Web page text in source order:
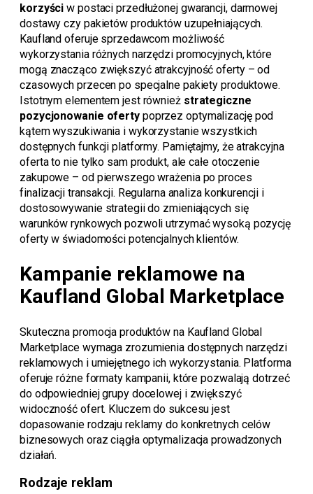
korzyści w postaci przedłużonej gwarancji, darmowej
dostawy czy pakietów produktów uzupełniających.
Kaufland oferuje sprzedawcom możliwość
wykorzystania różnych narzędzi promocyjnych, które
mogą znacząco zwiększyć atrakcyjność oferty – od
czasowych przecen po specjalne pakiety produktowe.
Istotnym elementem jest również strategiczne
pozycjonowanie ofertypoprzez optymalizację pod
kątem wyszukiwania i wykorzystanie wszystkich
dostępnych funkcji platformy. Pamiętajmy, że atrakcyjna
oferta to nie tylko sam produkt, ale całe otoczenie
zakupowe – od pierwszego wrażenia po proces
finalizacji transakcji. Regularna analiza konkurencji i
dostosowywanie strategii do zmieniających się
warunków rynkowych pozwoli utrzymać wysoką pozycję
oferty w świadomości potencjalnych klientów.
Kampanie reklamowe na
Kaufland Global Marketplace
Skuteczna promocja produktów na Kaufland Global
Marketplace wymaga zrozumienia dostępnych narzędzi
reklamowych i umiejętnego ich wykorzystania. Platforma
oferuje różne formaty kampanii, które pozwalają dotrzeć
do odpowiedniej grupy docelowej i zwiększyć
widoczność ofert. Kluczem do sukcesu jest
dopasowanie rodzaju reklamy do konkretnych celów
biznesowych oraz ciągła optymalizacja prowadzonych
działań.
Rodzaje reklam